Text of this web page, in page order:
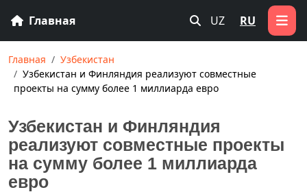
Главная UZ RU
Главная
Узбекистан
Узбекистан и Финляндия реализуют совместные
проекты на сумму более 1 миллиарда евро
Узбекистан и Финляндия
реализуют совместные проекты
на сумму более 1 миллиарда
евро